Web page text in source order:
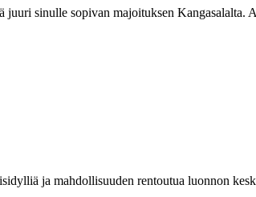
sinulle sopivan majoituksen Kangasalalta.
ja mahdollisuuden rentoutua luonnon